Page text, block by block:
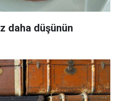
daha düşünün